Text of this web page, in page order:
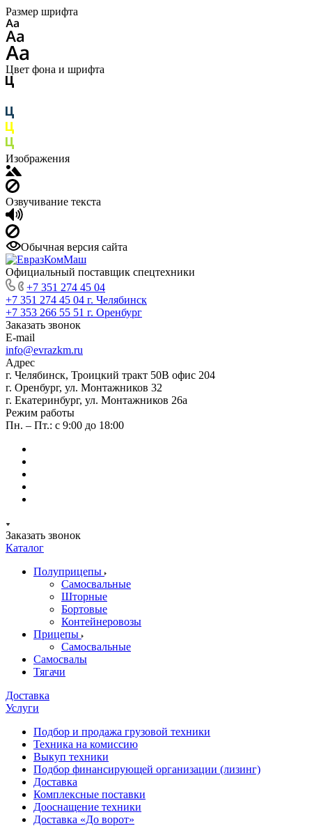
Размер шрифта
Цвет фона и шрифта
Изображения
Озвучивание текста
Обычная версия сайта
Официальный поставщик спецтехники
+7 351 274 45 04
+7 351 274 45 04 г. Челябинск
+7 353 266 55 51 г. Оренбург
Заказать звонок
E-mail
info@evrazkm.ru
Адрес
г. Челябинск, Троицкий тракт 50В офис 204
г. Оренбург, ул. Монтажников 32
г. Екатеринбург, ул. Монтажников 26а
Режим работы
Пн. – Пт.: с 9:00 до 18:00
Заказать звонок
Каталог
Полуприцепы
Самосвальные
Шторные
Бортовые
Контейнеровозы
Прицепы
Самосвальные
Самосвалы
Тягачи
Доставка
Услуги
Подбор и продажа грузовой техники
Техника на комиссию
Выкуп техники
Подбор финансирующей организации (лизинг)
Доставка
Комплексные поставки
Дооснащение техники
Доставка «До ворот»